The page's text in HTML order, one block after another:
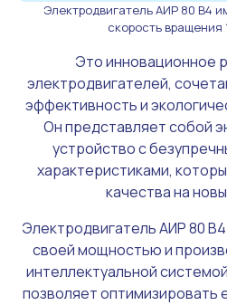
Электродвигатель АИР 80 В4
скорость вращения
Это инновационное
электродвигателей,
эффективность и
Он представляет собой
устройство с
характеристиками,
качества на
Электродвигатель АИР 80
своей мощностью и
интеллектуальной
позволяет оптимизировать